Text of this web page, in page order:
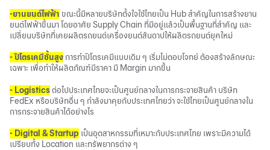
-ยานยนต์ไฟฟ้า ขณะนี้มีหลายบริษัทตั้งใจใช้ไทยเป็น Hub สำคัญในการสร้างยาน
ยนต์ไฟฟ้าขึ้นมา โดยอาศัย Supply Chain ที่มีอยู่แล้วเป็นพื้นฐานที่สำคัญ และ
เปลี่ยนบริษัทที่เคยผลิตรถยนต์เครื่องยนต์สันดาปให้ผลิตรถยนต์ยุคใหม่
- ปิโตรเคมีชั้นสูง การทำปิโตรเคมีแบบเดิม ๆ เริ่มไม่ตอบโจทย์ ต้องสร้างลักษณะ
เฉพาะ เพื่อทำให้ผลิตภัณฑ์มีราคา มี Margin มากขึ้น
- Logisticsต่อไปประเทศไทยจะเป็นศูนย์กลางในการกระจายสินค้า บริษัท
FedEx หรือบริษัทอื่น ๆ กำลังมาคุยกับประเทศไทยว่า จะใช้ไทยเป็นศูนย์กลางใน
การกระจายสินค้าได้อย่างไร
- Digital & Startup เป็นอุตสาหกรรมที่เหมาะกับประเทศไทย เพราะมีความได้
เปรียบทั้ง Location และทรัพยากรต่าง ๆ